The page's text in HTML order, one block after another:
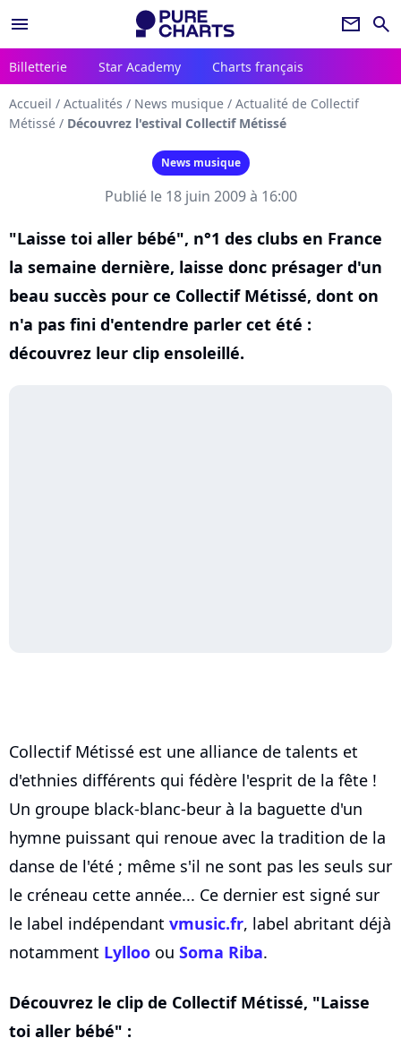
menu newsletter search
Billetterie Star Academy Charts français
Accueil / Actualités / News musique / Actualité de Collectif
Métissé / Découvrez l'estival Collectif Métissé
News musique
Publié le 18 juin 2009 à 16:00
"Laisse toi aller bébé", n°1 des clubs en France
la semaine dernière, laisse donc présager d'un
beau succès pour ce Collectif Métissé, dont on
n'a pas fini d'entendre parler cet été :
découvrez leur clip ensoleillé.
Collectif Métissé est une alliance de talents et
d'ethnies différents qui fédère l'esprit de la fête !
Un groupe black-blanc-beur à la baguette d'un
hymne puissant qui renoue avec la tradition de la
danse de l'été ; même s'il ne sont pas les seuls sur
le créneau cette année... Ce dernier est signé sur
le label indépendant vmusic.fr, label abritant déjà
notamment Lylloo ou Soma Riba.
Découvrez le clip de Collectif Métissé, "Laisse
toi aller bébé" :